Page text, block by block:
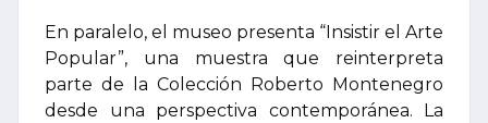
En paralelo, el museo presenta “Insistir el Arte
Popular”, una muestra que reinterpreta
parte de la Colección Roberto Montenegro
desde una perspectiva contemporánea. La